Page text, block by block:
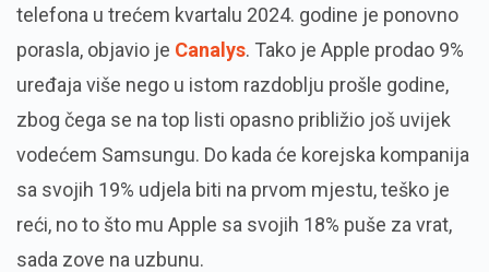
telefona u trećem kvartalu 2024. godine je ponovno
porasla, objavio je Canalys. Tako je Apple prodao 9%
uređaja više nego u istom razdoblju prošle godine,
zbog čega se na top listi opasno približio još uvijek
vodećem Samsungu. Do kada će korejska kompanija
sa svojih 19% udjela biti na prvom mjestu, teško je
reći, no to što mu Apple sa svojih 18% puše za vrat,
sada zove na uzbunu.